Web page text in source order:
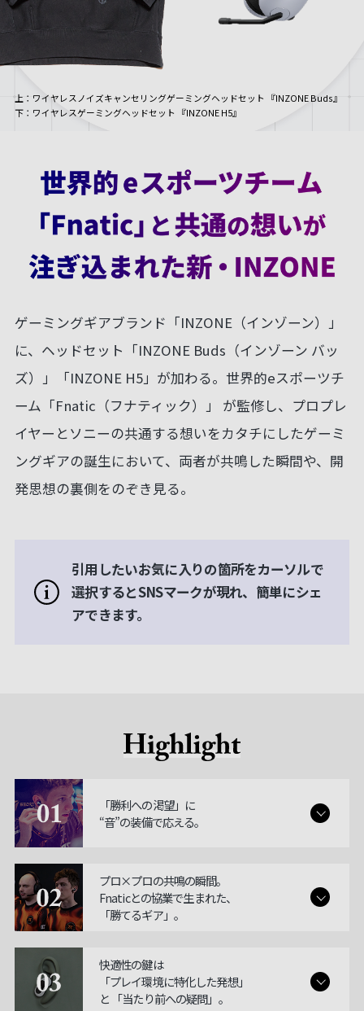
上 ：ワイヤレスノイズキャンセリングゲーミングヘッドセット 『INZONE Buds』
下：ワイヤレスゲーミングヘッドセット 『INZONE H5』
ゲーミングギアブランド「INZONE（インゾーン）」
に、ヘッドセット「INZONE Buds（インゾーン バッ
ズ）」「INZONE H5」が加わる。世界的eスポーツチ
ーム「Fnatic（フナティック）」 が監修し、プロプレ
イヤーとソニーの共通する想いをカタチにしたゲーミ
ングギアの誕生において、両者が共鳴した瞬間や、開
発思想の裏側をのぞき見る。
引用したいお気に入りの箇所をカーソルで
選択するとSNSマークが現れ、簡単にシェ
アできます。
「勝利への渇望」に
“音”の装備で応える。
プロ×プロの共鳴の瞬間。
Fnaticとの協業で生まれた、
「勝てるギア」。
快適性の鍵は
「プレイ環境に特化した発想」
と 「当たり前への疑問」。